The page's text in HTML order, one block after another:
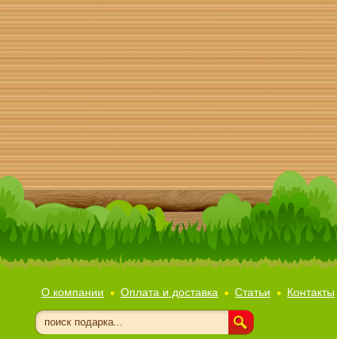
О компании Оплата и доставка Статьи Контакты